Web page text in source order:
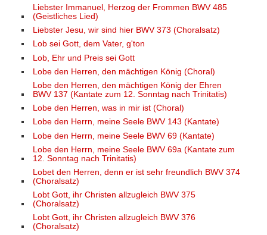
Liebster Immanuel, Herzog der Frommen BWV 485
(Geistliches Lied)
Liebster Jesu, wir sind hier BWV 373 (Choralsatz)
Lob sei Gott, dem Vater, g'ton
Lob, Ehr und Preis sei Gott
Lobe den Herren, den mächtigen König (Choral)
Lobe den Herren, den mächtigen König der Ehren
BWV 137 (Kantate zum 12. Sonntag nach Trinitatis)
Lobe den Herren, was in mir ist (Choral)
Lobe den Herrn, meine Seele BWV 143 (Kantate)
Lobe den Herrn, meine Seele BWV 69 (Kantate)
Lobe den Herrn, meine Seele BWV 69a (Kantate zum
12. Sonntag nach Trinitatis)
Lobet den Herren, denn er ist sehr freundlich BWV 374
(Choralsatz)
Lobt Gott, ihr Christen allzugleich BWV 375
(Choralsatz)
Lobt Gott, ihr Christen allzugleich BWV 376
(Choralsatz)